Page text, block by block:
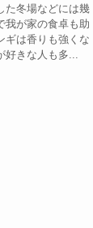
た冬場などには幾
我が家の食卓も助
ギは香りも強くな
きな人も多...